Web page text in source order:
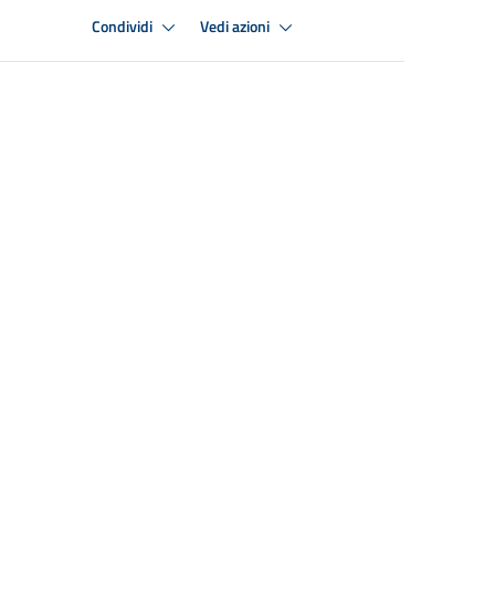
Condividi Vedi azioni